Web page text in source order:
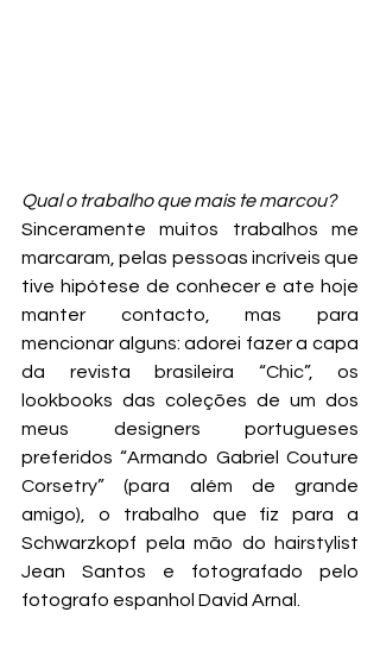
Qual o trabalho que mais te marcou?
Sinceramente muitos trabalhos me
marcaram, pelas pessoas incríveis que
tive hipótese de conhecer e ate hoje
manter contacto, mas para
mencionar alguns: adorei fazer a capa
da revista brasileira “Chic”, os
lookbooks das coleções de um dos
meus designers portugueses
preferidos “Armando Gabriel Couture
Corsetry” (para além de grande
amigo), o trabalho que fiz para a
Schwarzkopf pela mão do hairstylist
Jean Santos e fotografado pelo
fotografo espanhol David Arnal.